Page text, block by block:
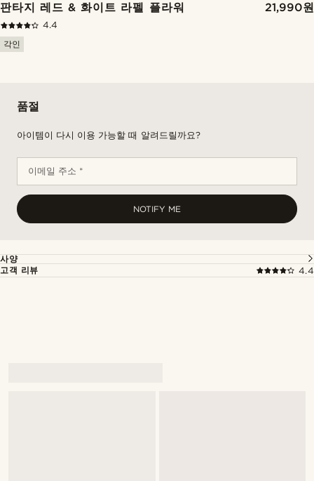
판타지 레드 & 화이트 라펠 플라워 21,990원
4.4
각인
품절
아이템이 다시 이용 가능할 때 알려드릴까요?
이메일 주소 *
NOTIFY ME
사양
고객 리뷰
4.4